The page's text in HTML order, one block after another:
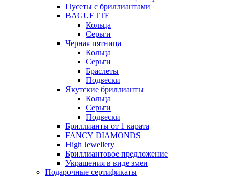
Пусеты с бриллиантами
BAGUETTE
Кольца
Серьги
Черная пятница
Кольца
Серьги
Браслеты
Подвески
Якутские бриллианты
Кольца
Серьги
Подвески
Бриллианты от 1 карата
FANCY DIAMONDS
High Jewellery
Бриллиантовое предложение
Украшения в виде змеи
Подарочные сертификаты